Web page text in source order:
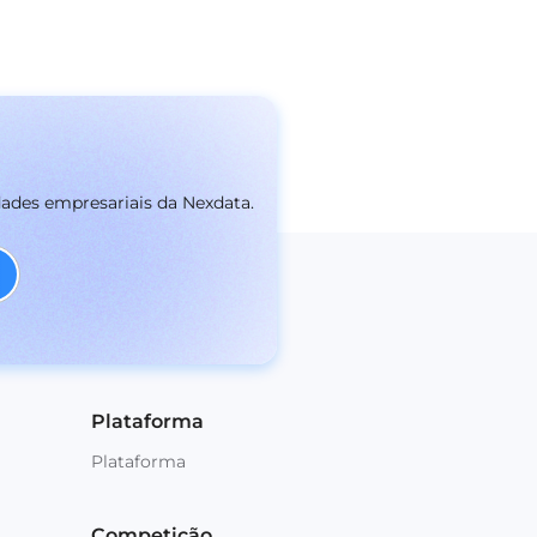
empresariais da Nexdata.
Plataforma
Plataforma